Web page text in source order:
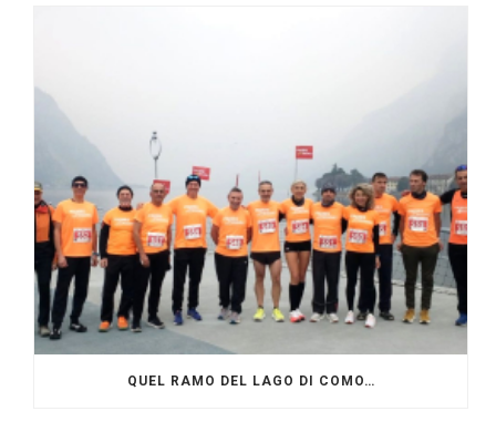
QUEL RAMO DEL LAGO DI COMO…